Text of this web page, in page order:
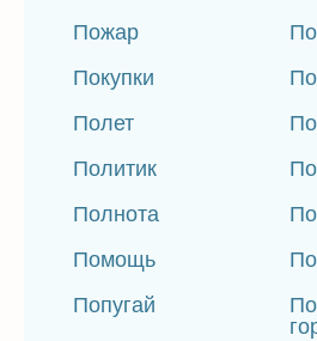
Пожар
Покупки
Полет
Политик
Полнота
Помощь
Попугай